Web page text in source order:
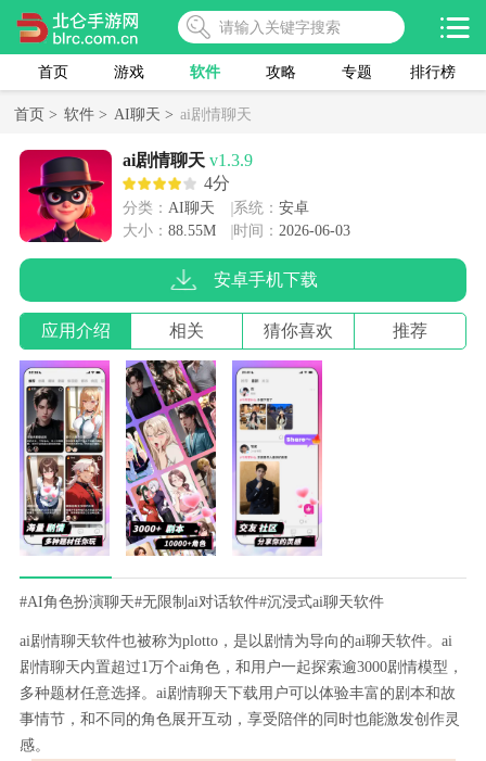
首页 游戏 软件 攻略 专题 排行榜
首页 > 软件 > AI聊天 > ai剧情聊天
ai剧情聊天 v1.3.9
4分
分类： AI聊天 系统： 安卓
大小： 88.55M 时间： 2026-06-03
安卓手机下载
应用介绍 相关 猜你喜欢 推荐
#AI角色扮演聊天#无限制ai对话软件#沉浸式ai聊天软件
ai剧情聊天软件也被称为plotto，是以剧情为导向的ai聊天软件。ai
剧情聊天内置超过1万个ai角色，和用户一起探索逾3000剧情模型，
多种题材任意选择。ai剧情聊天下载用户可以体验丰富的剧本和故
事情节，和不同的角色展开互动，享受陪伴的同时也能激发创作灵
感。